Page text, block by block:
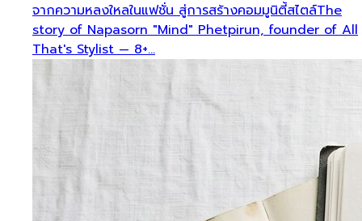
จากความหลงใหลในแฟชั่น สู่การสร้างคอมมูนิตี้สไตล์The
story of Napasorn "Mind" Phetpirun, founder of All
That's Stylist — 8+…